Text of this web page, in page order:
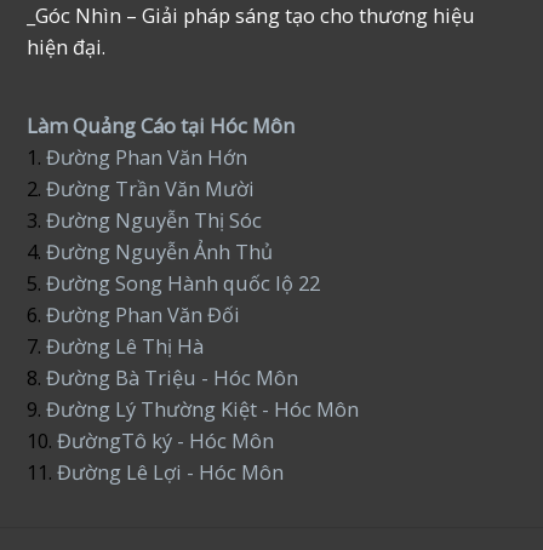
_Góc Nhìn – Giải pháp sáng tạo cho thương hiệu
hiện đại.
Làm Quảng Cáo tại Hóc Môn
1.Đường Phan Văn Hớn
2.Đường Trần Văn Mười
3.Đường Nguyễn Thị Sóc
4. Đường Nguyễn Ảnh Thủ
5.Đường Song Hành quốc lộ 22
6.Đường Phan Văn Đối
7. Đường Lê Thị Hà
8.Đường Bà Triệu - Hóc Môn
9.Đường Lý Thường Kiệt - Hóc Môn
10.ĐườngTô ký - Hóc Môn
11.Đường Lê Lợi - Hóc Môn